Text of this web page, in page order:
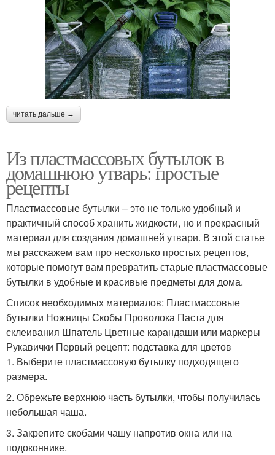
читать дальше →
Из пластмассовых бутылок в
домашнюю утварь: простые
рецепты
Пластмассовые бутылки – это не только удобный и
практичный способ хранить жидкости, но и прекрасный
материал для создания домашней утвари. В этой статье
мы расскажем вам про несколько простых рецептов,
которые помогут вам превратить старые пластмассовые
бутылки в удобные и красивые предметы для дома.
Список необходимых материалов: Пластмассовые
бутылки Ножницы Скобы Проволока Паста для
склеивания Шпатель Цветные карандаши или маркеры
Рукавички Первый рецепт: подставка для цветов
1. Выберите пластмассовую бутылку подходящего
размера.
2. Обрежьте верхнюю часть бутылки, чтобы получилась
небольшая чаша.
3. Закрепите скобами чашу напротив окна или на
подоконнике.